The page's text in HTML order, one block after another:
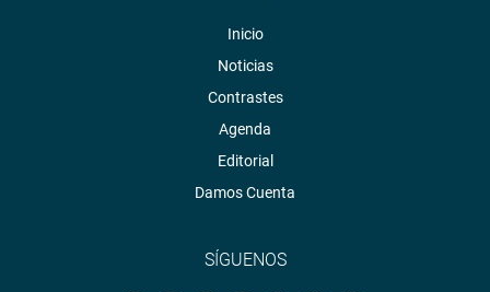
Inicio
Noticias
Contrastes
Agenda
Editorial
Damos Cuenta
SÍGUENOS